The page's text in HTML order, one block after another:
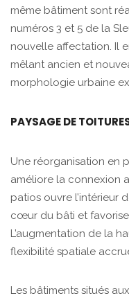
même bâtiment sont
numéros 3 et 5 de la
nouvelle affectation. Il
mêlant ancien et
morphologie urbaine
PAYSAGE DE
Une réorganisation en
améliore la connexion
patios ouvre l’intérieur
cœur du bâti et favorise
L’augmentation de la
flexibilité spatiale
Les bâtiments situés